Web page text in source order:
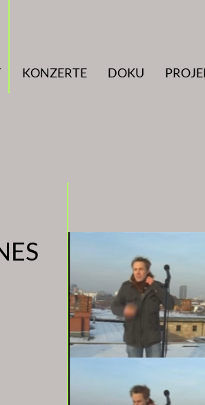
KONZERTE DOKU